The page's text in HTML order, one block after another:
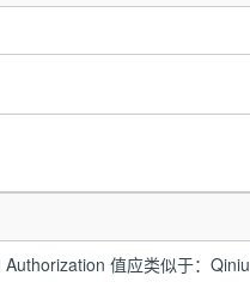
值应类似于：Qiniu